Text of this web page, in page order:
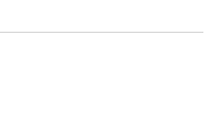
– а во нив се